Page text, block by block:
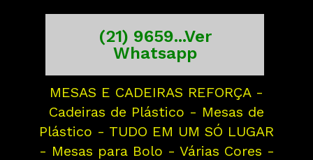
(21) 9659...Ver
Whatsapp
MESAS E CADEIRAS REFORÇA -
Cadeiras de Plástico - Mesas de
Plástico - TUDO EM UM SÓ LUGAR
- Mesas para Bolo - Várias Cores -